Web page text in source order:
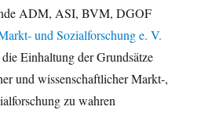
ADM, ASI, BVM, DGOF
und Sozialforschung e. V.
Einhaltung der Grundsätze
und wissenschaftlicher Markt-,
zu wahren